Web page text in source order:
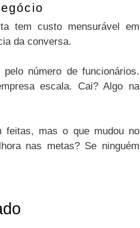
tem custo mensurável em
da conversa.
pelo número de funcionários.
escala. Cai? Algo na
feitas, mas o que mudou no
nas metas? Se ninguém